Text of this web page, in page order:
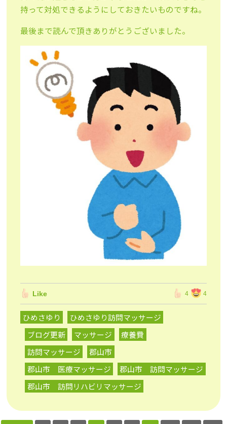
持って対処できるようにしておきたいものですね。
最後まで読んで頂きありがとうございました。
Like 4 4
ひめさゆり
ひめさゆり訪問マッサージ
ブログ更新
マッサージ
療養費
訪問マッサージ
郡山市
郡山市 医療マッサージ
郡山市 訪問マッサージ
郡山市 訪問リハビリマッサージ